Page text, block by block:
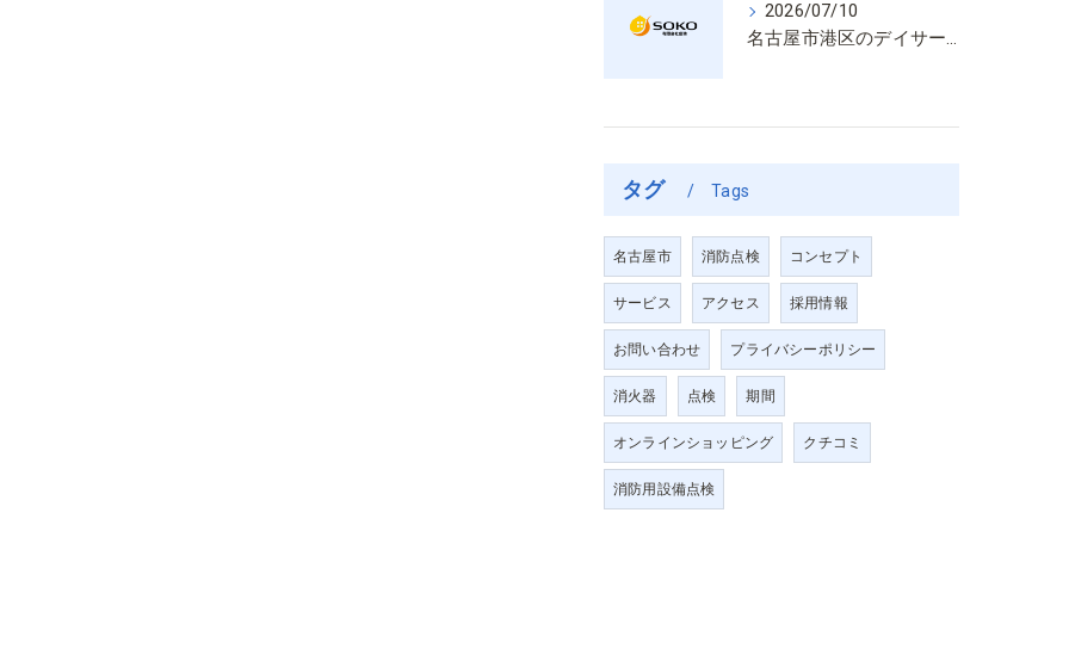
2026/07/10
名古屋市港区のデイサービス消防設備点検は消火器具や誘導灯も丁寧に作業を進めます
タグ Tags
名古屋市 消防点検 コンセプト
サービス アクセス 採用情報
お問い合わせ プライバシーポリシー
消火器 点検 期間
オンラインショッピング クチコミ
消防用設備点検